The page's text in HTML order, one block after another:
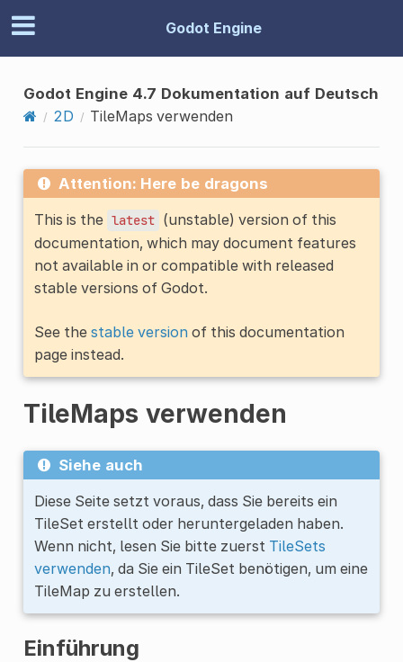
Godot Engine
Godot Engine 4.7 Dokumentation auf Deutsch
2D
TileMaps verwenden
Attention: Here be dragons
This is the latest (unstable) version of this
documentation, which may document features
not available in or compatible with released
stable versions of Godot.
See the stable versionof this documentation
page instead.
TileMaps verwenden
Siehe auch
Diese Seite setzt voraus, dass Sie bereits ein
TileSet erstellt oder heruntergeladen haben.
Wenn nicht, lesen Sie bitte zuerst TileSets
verwenden, da Sie ein TileSet benötigen, um eine
TileMap zu erstellen.
Einführung